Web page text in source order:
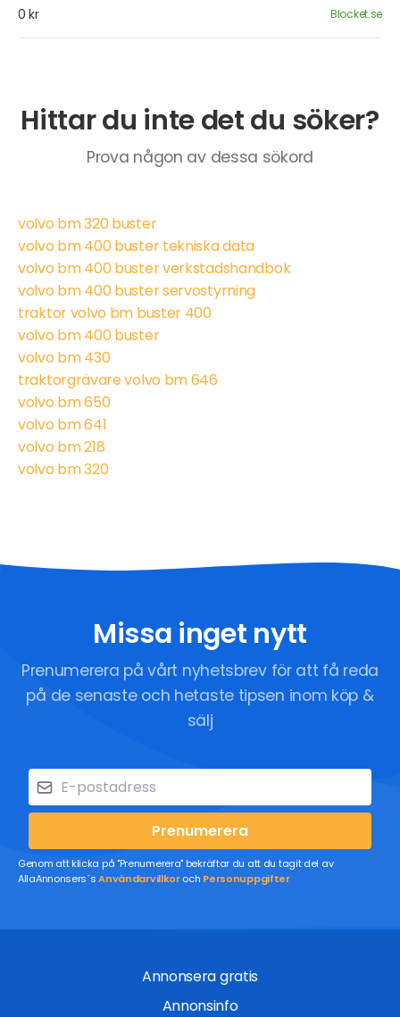
0 kr Blocket.se
Hittar du inte det du söker?
Prova någon av dessa sökord
volvo bm 320 buster
volvo bm 400 buster tekniska data
volvo bm 400 buster verkstadshandbok
volvo bm 400 buster servostyrning
traktor volvo bm buster 400
volvo bm 400 buster
volvo bm 430
traktorgrävare volvo bm 646
volvo bm 650
volvo bm 641
volvo bm 218
volvo bm 320
Missa inget nytt
Prenumerera på vårt nyhetsbrev för att få reda
på de senaste och hetaste tipsen inom köp &
sälj
Prenumerera
Genom att klicka på "Prenumerera" bekräftar du att du tagit del av
AllaAnnonsers´sAnvändarvillkoroch Personuppgifter
Annonsera gratis
Annonsinfo